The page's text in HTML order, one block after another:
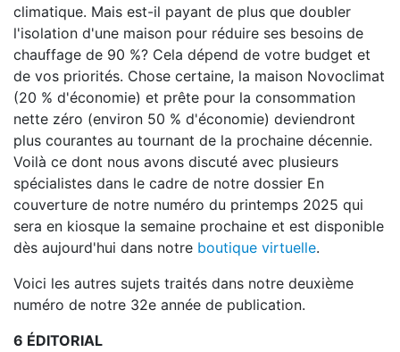
climatique. Mais est-il payant de plus que doubler
l'isolation d'une maison pour réduire ses besoins de
chauffage de 90 %? Cela dépend de votre budget et
de vos priorités. Chose certaine, la maison Novoclimat
(20 % d'économie) et prête pour la consommation
nette zéro (environ 50 % d'économie) deviendront
plus courantes au tournant de la prochaine décennie.
Voilà ce dont nous avons discuté avec plusieurs
spécialistes dans le cadre de notre dossier En
couverture de notre numéro du printemps 2025 qui
sera en kiosque la semaine prochaine et est disponible
dès aujourd'hui dans notre boutique virtuelle.
Voici les autres sujets traités dans notre deuxième
numéro de notre 32e année de publication.
6 ÉDITORIAL